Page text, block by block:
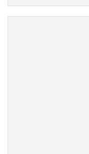
車椅子貸出し